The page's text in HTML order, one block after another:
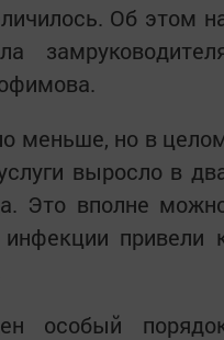
Об этом
меньше, но в
выросло в
Это вполне
инфекции привели
особый